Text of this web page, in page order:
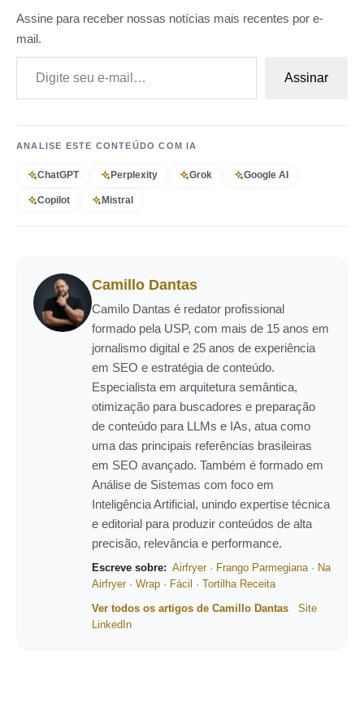
Assine para receber nossas notícias mais recentes por e-
mail.
Digite seu e-mail…
Assinar
ANALISE ESTE CONTEÚDO COM IA
ChatGPT Perplexity Grok Google AI
Copilot Mistral
Camillo Dantas
Camilo Dantas é redator profissional
formado pela USP, com mais de 15 anos em
jornalismo digital e 25 anos de experiência
em SEO e estratégia de conteúdo.
Especialista em arquitetura semântica,
otimização para buscadores e preparação
de conteúdo para LLMs e IAs, atua como
uma das principais referências brasileiras
em SEO avançado. Também é formado em
Análise de Sistemas com foco em
Inteligência Artificial, unindo expertise técnica
e editorial para produzir conteúdos de alta
precisão, relevância e performance.
Escreve sobre: Airfryer· Frango Parmegiana· Na
Airfryer· Wrap · Fácil · Tortilha Receita
Ver todos os artigos de Camillo Dantas
Site
LinkedIn